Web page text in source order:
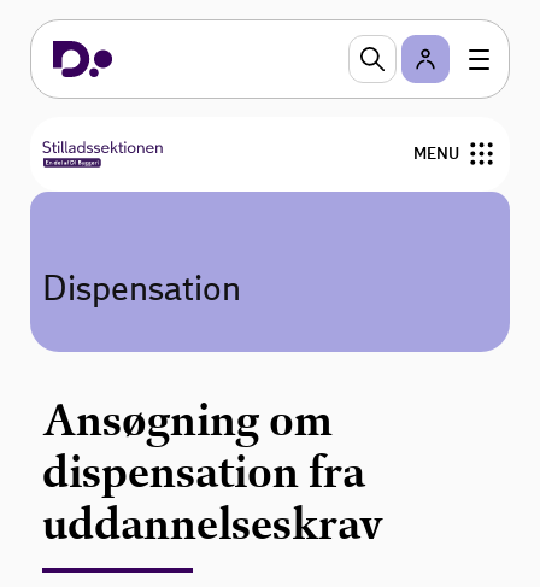
MENU
Vejledning og værktøjer
Uddannelse
Nyhedsbrev og nyheder
Bestyrelse
Medlemmer
Dispensation
Ansøgning om
dispensation fra
uddannelseskrav